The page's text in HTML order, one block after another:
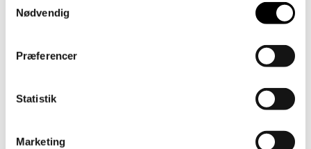
Nødvendig
Præferencer
Statistik
Marketing
højsædet.